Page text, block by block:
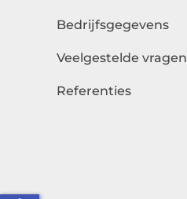
Bedrijfsgegevens
Veelgestelde vragen
Referenties